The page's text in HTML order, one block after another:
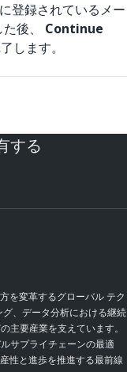
登録されているメー
後、 Continue
します。
する
を変革するグローバル テク
、データ分析における継続
主要産業を支えています。
サプライチェーンの最適
性と進歩を推進する最前線